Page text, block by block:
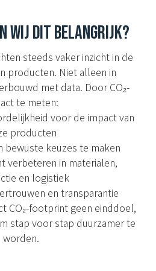
WIJ DIT BELANGRIJK?
steeds vaker inzicht in de
producten. Niet alleen in
met data. Door CO₂-
te meten:
voor de impact van
producten
bewuste keuzes te maken
verbeteren in materialen,
en logistiek
en transparantie
CO₂-footprint geen einddoel,
stap voor stap duurzamer te
worden.